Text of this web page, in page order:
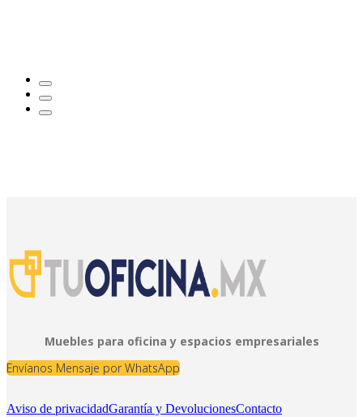
Muebles para oficina y espacios empresariales
Envíanos Mensaje por WhatsApp
Aviso de privacidadGarantía y DevolucionesContacto